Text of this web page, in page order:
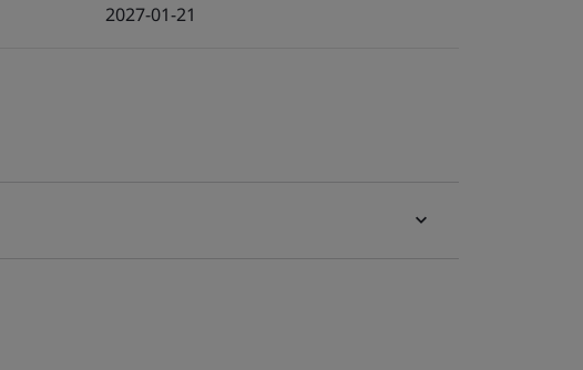
2027-01-21